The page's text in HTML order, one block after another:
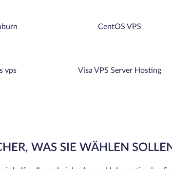
CentOS VPS
vps Visa VPS Server Hosting
WAS SIE WÄHLEN